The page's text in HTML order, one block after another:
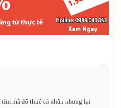
mã dố thuế cá nhân nhưng lại